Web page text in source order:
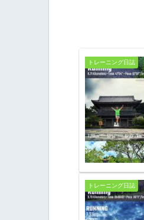
トレーニング日誌
トレーニング日誌